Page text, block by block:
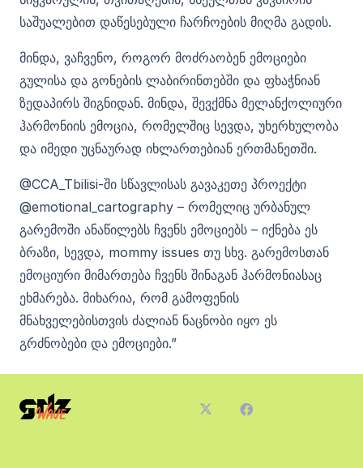
საშუალებით დაწესებული ჩარჩოების მიღმა გადის.
მინდა, ვაჩვენო, როგორ მოძრაობენ ემოციები
გულისა და გონების ლაბირინთებში და ფხაჭნიან
ზედაპირს შიგნიდან. მინდა, შევქმნა მელანქოლიური
ჰარმონიის ემოცია, რომელშიც სევდა, უხერხულობა
და იმედი უცნაურად იხლართებიან ერთმანეთში.
@CCA_Tbilisi-ში სწავლისას გავაკეთე პროექტი
@emotional_cartography – რომელიც ურბანულ
გარემოში ანაწილებს ჩვენს ემოციებს – იქნება ეს
ბრაზი, სევდა, mommy issues თუ სხვ. გარემოსთან
ემოციური მიმართება ჩვენს შინაგან ჰარმონიასაც
ეხმარება. მიხარია, რომ გამოფენის
მნახველებისთვის ძალიან ნაცნობი იყო ეს
გრძნობები და ემოციები.”